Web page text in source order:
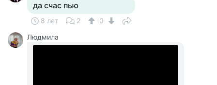
да счас пью
8 лет 2
0
Людмила